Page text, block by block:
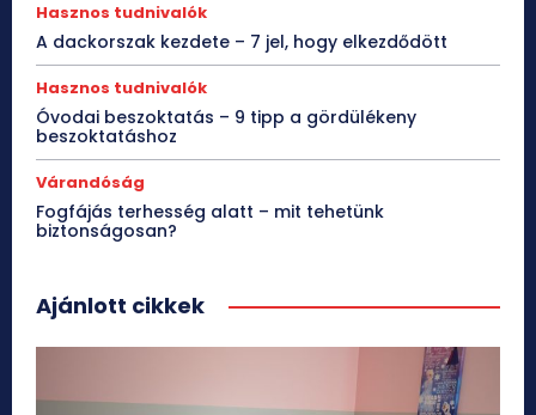
Hasznos tudnivalók
A dackorszak kezdete – 7 jel, hogy elkezdődött
Hasznos tudnivalók
Óvodai beszoktatás – 9 tipp a gördülékeny
beszoktatáshoz
Várandóság
Fogfájás terhesség alatt – mit tehetünk
biztonságosan?
Ajánlott cikkek